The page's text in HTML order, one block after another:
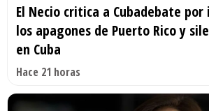
El Necio critica a Cubadebate
los apagones de Puerto Rico y
en Cuba
Hace 21 horas